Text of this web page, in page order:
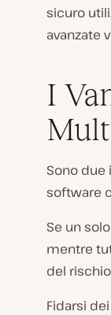
sicuro
avanzate
I
Sono due
software
Se un
mentre
del
Fidarsi